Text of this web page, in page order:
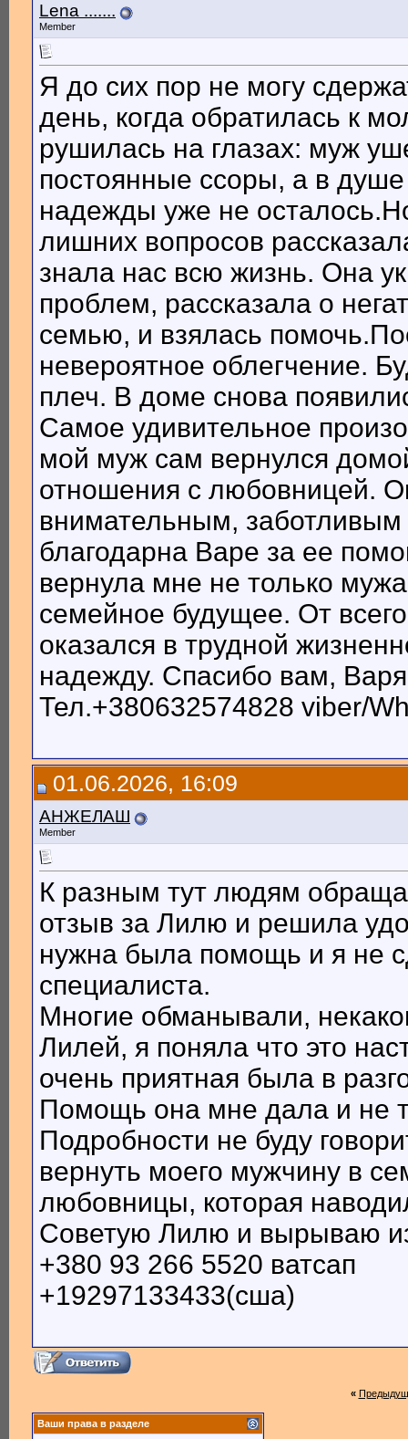
Lena .......
Member
Я до сих пор не могу
день, когда обратилась к
рушилась на глазах: муж
постоянные ссоры, а в душе
надежды уже не
лишних вопросов
знала нас всю жизнь. Она
проблем, рассказала о
семью, и взялась
невероятное облегчение.
плеч. В доме снова
Самое удивительное
мой муж сам вернулся
отношения с любовницей.
внимательным,
благодарна Варе за ее
вернула мне не только
семейное будущее. От
оказался в трудной
надежду. Спасибо вам,
Тел.+380632574828 viber/
01.06.2026, 16:09
АНЖЕЛАШ
Member
К разным тут людям
отзыв за Лилю и решила
нужна была помощь и я не
специалиста.
Многие обманывали,
Лилей, я поняла что это
очень приятная была в
Помощь она мне дала и не
Подробности не буду
вернуть моего мужчину в
любовницы, которая
Советую Лилю и вырываю
+380 93 266 5520 ватсап
+19297133433(сша)
«
Ваши права в разделе